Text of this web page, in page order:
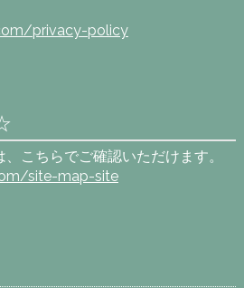
/privacy-policy
こちらでご確認いただけます。
site-map-site